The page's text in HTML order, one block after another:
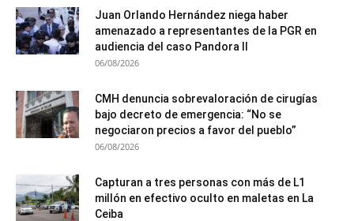
Juan Orlando Hernández niega haber
amenazado a representantes de la PGR en
audiencia del caso Pandora II
06/08/2026
CMH denuncia sobrevaloración de cirugías
bajo decreto de emergencia: “No se
negociaron precios a favor del pueblo”
06/08/2026
Capturan a tres personas con más de L1
millón en efectivo oculto en maletas en La
Ceiba